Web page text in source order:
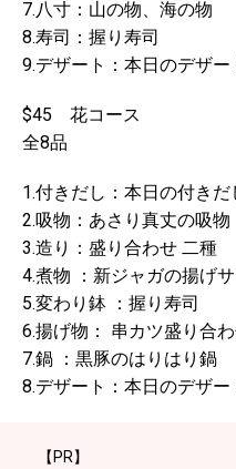
7.八寸：山の物、海の物
8.寿司：握り寿司
9.デザート：本日のデザー
$45 花コース
全8品
1.付きだし：本日の付きだ
2.吸物：あさり真丈の吸物
3.造り：盛り合わせ 二種
4.煮物 ：新ジャガの揚げ
5.変わり鉢 ：握り寿司
6.揚げ物： 串カツ盛り合
7.鍋 ：黒豚のはりはり鍋
8.デザート：本日のデザー
【PR】